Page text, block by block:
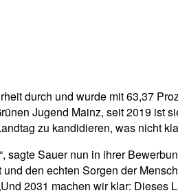
durch und wurde mit 63,37
Jugend Mainz, seit 2019 ist
zu kandidieren, was nicht
sagte Sauer nun in ihrer
den echten Sorgen der
2031 machen wir klar: